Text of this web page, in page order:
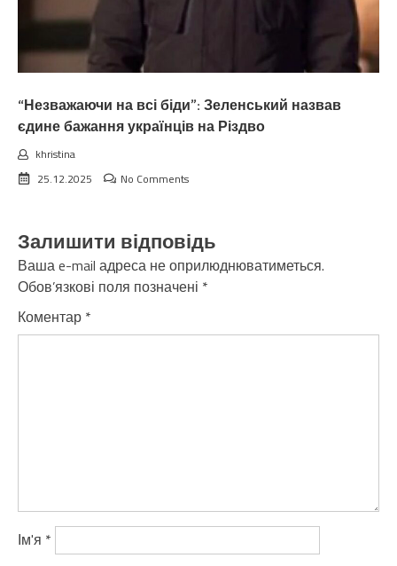
“Незважаючи на всі біди”: Зеленський назвав
єдине бажання українців на Різдво
khristina
25.12.2025
No Comments
Залишити відповідь
Ваша e-mail адреса не оприлюднюватиметься.
Обов’язкові поля позначені *
Коментар *
Ім'я *